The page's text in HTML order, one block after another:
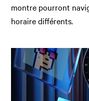
montre pourront
horaire différents.